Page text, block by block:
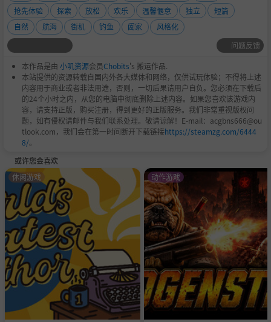
主要特点：
柴犬医生：扮演一只充满无尽好奇心的可爱制图师狗狗探
索世界。
8个湖泊，15个洞穴和无尽的乐趣：探索由分布在4个不
同生物群落的8个湖泊组成的广阔世界。
高级钓鱼：取决于你的装备属性和一天中时间的街机迷你
游戏。
有趣的战斗和探索：休闲战斗，探索神秘的洞穴，以及引
抢先体验
探索 放松 欢乐 温馨惬意 独立
短篇
自然
航海 街机 钓鱼 阖家
风格化
问题反馈
本作品是由 小叽资源会员Chobits's 搬运作品.
本站提供的资源转载自国内外各大媒体和网络，仅供试玩体验；不得将上述
内容用于商业或者非法用途，否则，一切后果请用户自负。您必须在下载后
的24个小时之内，从您的电脑中彻底删除上述内容。如果您喜欢该游戏内
容，请支持正版，购买注册，得到更好的正版服务。我们非常重视版权问
题，如有侵权请邮件与我们联系处理。敬请谅解！E-mail：acgbns666@ou
tlook.com，我们会在第一时间断开下载链接https://steamzg.com/6444
8/。
或许您会喜欢
休闲游戏 动作游戏